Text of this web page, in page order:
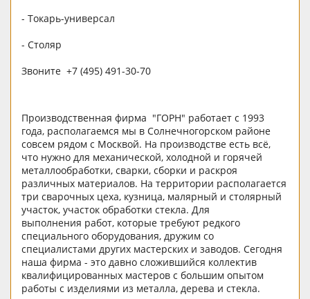
- Токарь-универсал
- Столяр
Звоните +7 (495) 491-30-70
Производственная фирма "ГОРН" работает с 1993
года, располагаемся мы в Солнечногорском районе
совсем рядом с Москвой. На производстве есть всё,
что нужно для механической, холодной и горячей
металлообработки, сварки, сборки и раскроя
различных материалов. На территории располагается
три сварочных цеха, кузница, малярный и столярный
участок, участок обработки стекла. Для
выполнения работ, которые требуют редкого
специального оборудования, дружим со
специалистами других мастерских и заводов. Сегодня
наша фирма - это давно сложившийся коллектив
квалифицированных мастеров с большим опытом
работы с изделиями из металла, дерева и стекла.